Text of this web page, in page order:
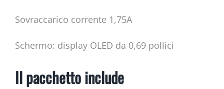
Sovraccarico corrente 1,75A
Schermo: display OLED da 0,69 pollici
Il pacchetto include